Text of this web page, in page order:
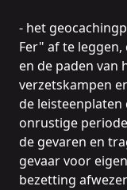
- het
Fer" af te
en de paden van
verzetskampen
de leisteenplaten
onrustige
de gevaren en
gevaar voor
bezetting